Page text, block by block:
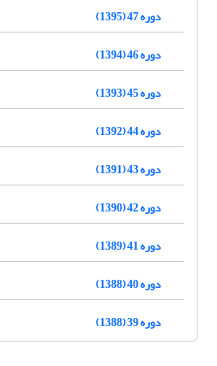
دوره 47 (1395)
دوره 46 (1394)
دوره 45 (1393)
دوره 44 (1392)
دوره 43 (1391)
دوره 42 (1390)
دوره 41 (1389)
دوره 40 (1388)
دوره 39 (1388)